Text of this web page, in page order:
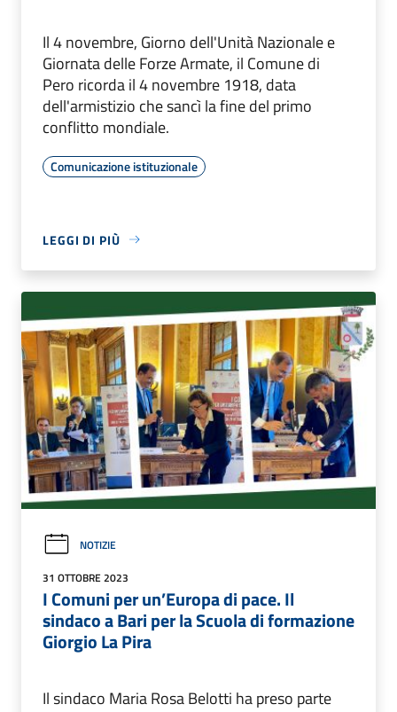
Il 4 novembre, Giorno dell'Unità Nazionale e
Giornata delle Forze Armate, il Comune di
Pero ricorda il 4 novembre 1918, data
dell'armistizio che sancì la fine del primo
conflitto mondiale.
Comunicazione istituzionale
LEGGI DI PIÙ
NOTIZIE
31 OTTOBRE 2023
I Comuni per un’Europa di pace. Il
sindaco a Bari per la Scuola di formazione
Giorgio La Pira
Il sindaco Maria Rosa Belotti ha preso parte